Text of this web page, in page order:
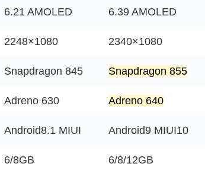
6.21 AMOLED 6.39 AMOLED
2248×1080 2340×1080
Snapdragon 845 Snapdragon 855
Adreno 630 Adreno 640
Android8.1 MIUI Android9 MIUI10
6/8GB 6/8/12GB